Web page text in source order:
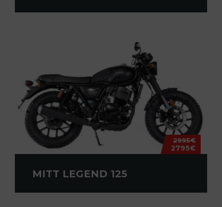
2995€
2795€
MITT LEGEND 125